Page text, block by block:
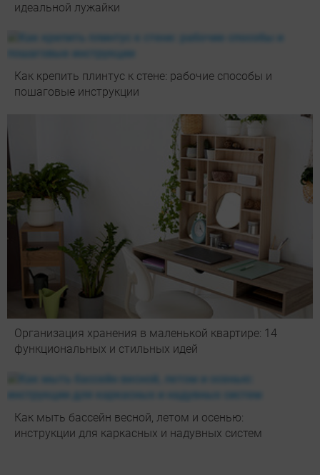
идеальной лужайки
Как крепить плинтус к стене: рабочие способы и
пошаговые инструкции
Организация хранения в маленькой квартире: 14
функциональных и стильных идей
Как мыть бассейн весной, летом и осенью:
инструкции для каркасных и надувных систем